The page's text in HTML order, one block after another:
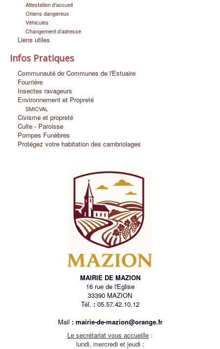
Attestation d’accueil
Chiens dangereux
Véhicules
Changement d’adresse
Liens utiles
Infos Pratiques
Communauté de Communes de l'Estuaire
Fourrière
Insectes ravageurs
Environnement et Propreté
SMICVAL
Civisme et propreté
Culte - Paroisse
Pompes Funèbres
Protégez votre habitation des cambriolages
MAIRIE DE MAZION
16 rue de l'Eglise
33390 MAZION
Tél. :05.57.42.10.12
Mail : mairie-de-mazion@orange.fr
Le secrétariat vous accueille :
lundi, mercredi et jeudi :